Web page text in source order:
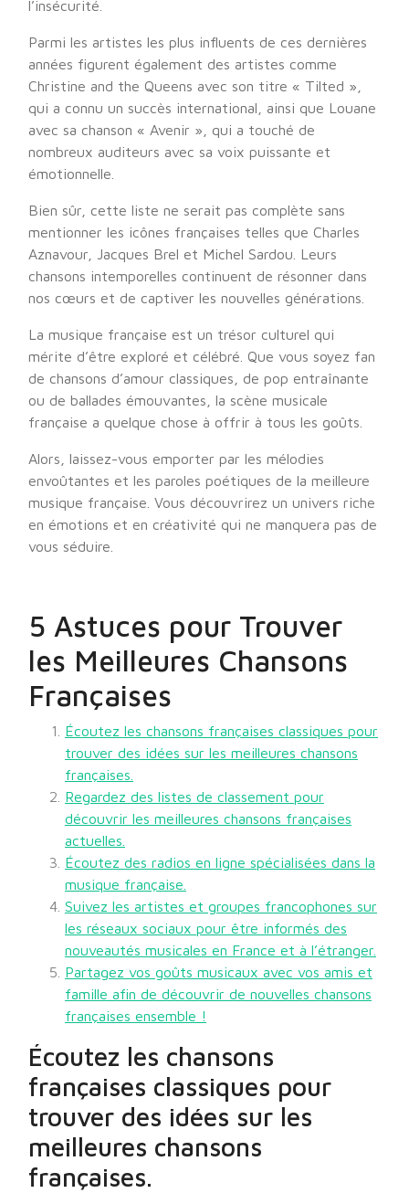
l’insécurité.
Parmi les artistes les plus influents de ces dernières
années figurent également des artistes comme
Christine and the Queens avec son titre « Tilted »,
qui a connu un succès international, ainsi que Louane
avec sa chanson « Avenir », qui a touché de
nombreux auditeurs avec sa voix puissante et
émotionnelle.
Bien sûr, cette liste ne serait pas complète sans
mentionner les icônes françaises telles que Charles
Aznavour, Jacques Brel et Michel Sardou. Leurs
chansons intemporelles continuent de résonner dans
nos cœurs et de captiver les nouvelles générations.
La musique française est un trésor culturel qui
mérite d’être exploré et célébré. Que vous soyez fan
de chansons d’amour classiques, de pop entraînante
ou de ballades émouvantes, la scène musicale
française a quelque chose à offrir à tous les goûts.
Alors, laissez-vous emporter par les mélodies
envoûtantes et les paroles poétiques de la meilleure
musique française. Vous découvrirez un univers riche
en émotions et en créativité qui ne manquera pas de
vous séduire.
5 Astuces pour Trouver
les Meilleures Chansons
Françaises
Écoutez les chansons françaises classiques pour
trouver des idées sur les meilleures chansons
françaises.
Regardez des listes de classement pour
découvrir les meilleures chansons françaises
actuelles.
Écoutez des radios en ligne spécialisées dans la
musique française.
Suivez les artistes et groupes francophones sur
les réseaux sociaux pour être informés des
nouveautés musicales en France et à l’étranger.
Partagez vos goûts musicaux avec vos amis et
famille afin de découvrir de nouvelles chansons
françaises ensemble !
Écoutez les chansons
françaises classiques pour
trouver des idées sur les
meilleures chansons
françaises.